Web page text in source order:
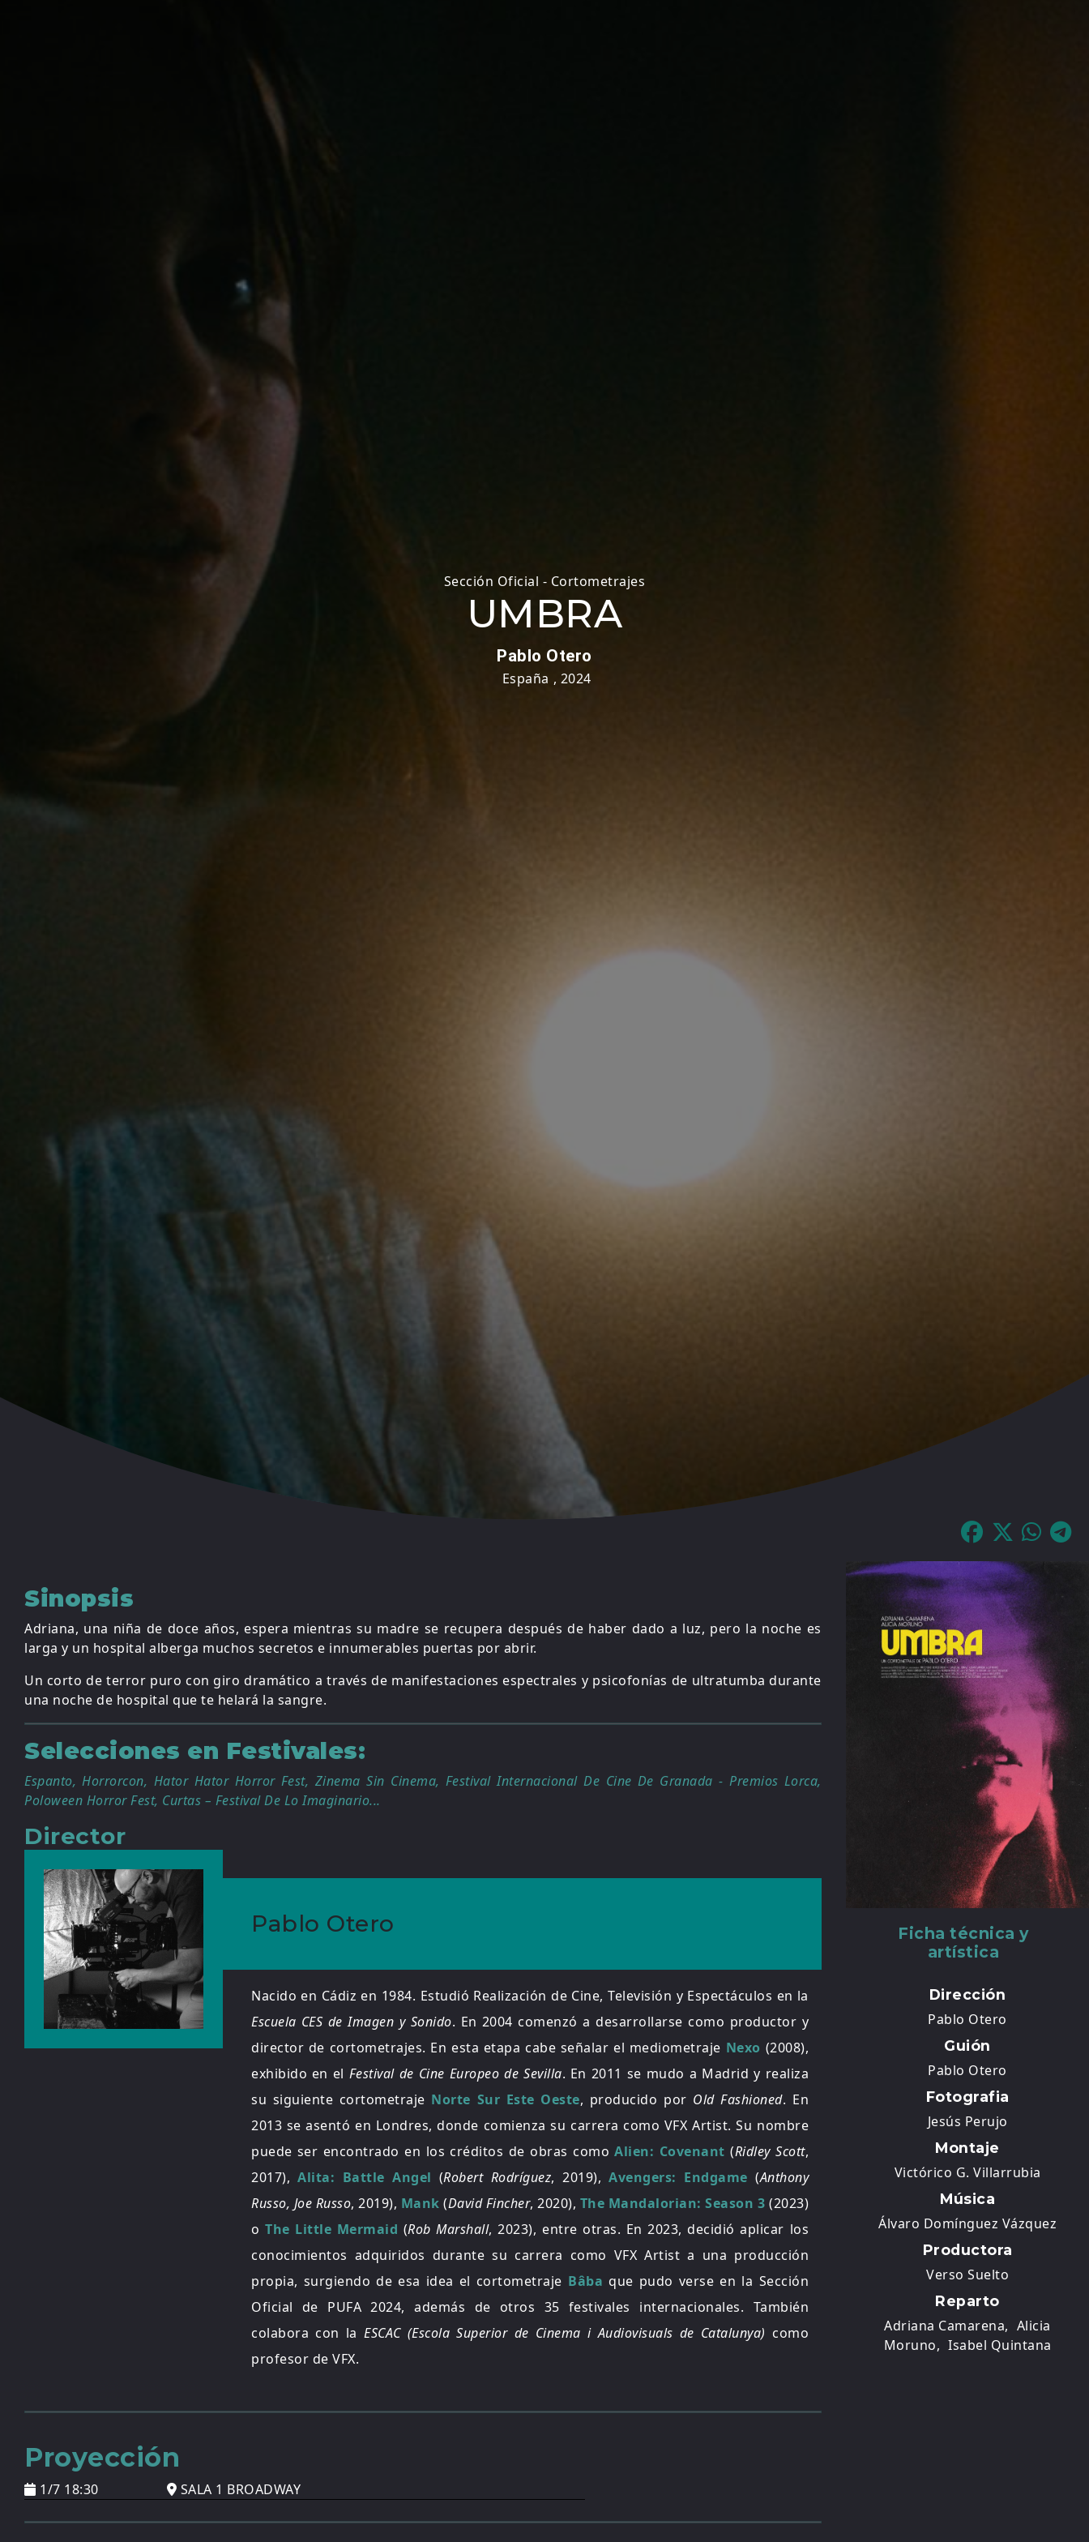
Sección Oficial - Cortometrajes
UMBRA
Pablo Otero
España , 2024
Sinopsis
Adriana, una niña de doce años, espera mientras su madre se recupera después de haber dado a luz, pero la noche es
larga y un hospital alberga muchos secretos e innumerables puertas por abrir.
Un corto de terror puro con giro dramático a través de manifestaciones espectrales y psicofonías de ultratumba durante
una noche de hospital que te helará la sangre.
Selecciones en Festivales:
Espanto, Horrorcon, Hator Hator Horror Fest, Zinema Sin Cinema, Festival Internacional De Cine De Granada - Premios Lorca,
Poloween Horror Fest, Curtas – Festival De Lo Imaginario...
Director
Pablo Otero
Nacido en Cádiz en 1984. Estudió Realización de Cine, Televisión y Espectáculos en la
Escuela CES de Imagen y Sonido. En 2004 comenzó a desarrollarse como productor y
director de cortometrajes. En esta etapa cabe señalar el mediometraje Nexo (2008),
exhibido en el Festival de Cine Europeo de Sevilla. En 2011 se mudo a Madrid y realiza
su siguiente cortometraje Norte Sur Este Oeste, producido por Old Fashioned. En
2013 se asentó en Londres, donde comienza su carrera como VFX Artist. Su nombre
puede ser encontrado en los créditos de obras comoAlien: Covenant (Ridley Scott,
2017),Alita: Battle Angel (Robert Rodríguez, 2019),Avengers: Endgame (Anthony
Russo, Joe Russo, 2019), Mank (David Fincher, 2020), The Mandalorian: Season 3 (2023)
oThe Little Mermaid (Rob Marshall, 2023), entre otras. En 2023, decidió aplicar los
conocimientos adquiridos durante su carrera como VFX Artist a una producción
propia, surgiendo de esa idea el cortometraje Bâba que pudo verse en la Sección
Oficial de PUFA 2024, además de otros 35 festivales internacionales. También
colabora con la ESCAC (Escola Superior de Cinema i Audiovisuals de Catalunya) como
profesor de VFX.
Proyección
1/7 18:30 SALA 1 BROADWAY
Ficha técnica y
artística
Dirección
Pablo Otero
Guión
Pablo Otero
Fotografia
Jesús Perujo
Montaje
Victórico G. Villarrubia
Música
Álvaro Domínguez Vázquez
Productora
Verso Suelto
Reparto
Adriana Camarena, Alicia
Moruno, Isabel Quintana